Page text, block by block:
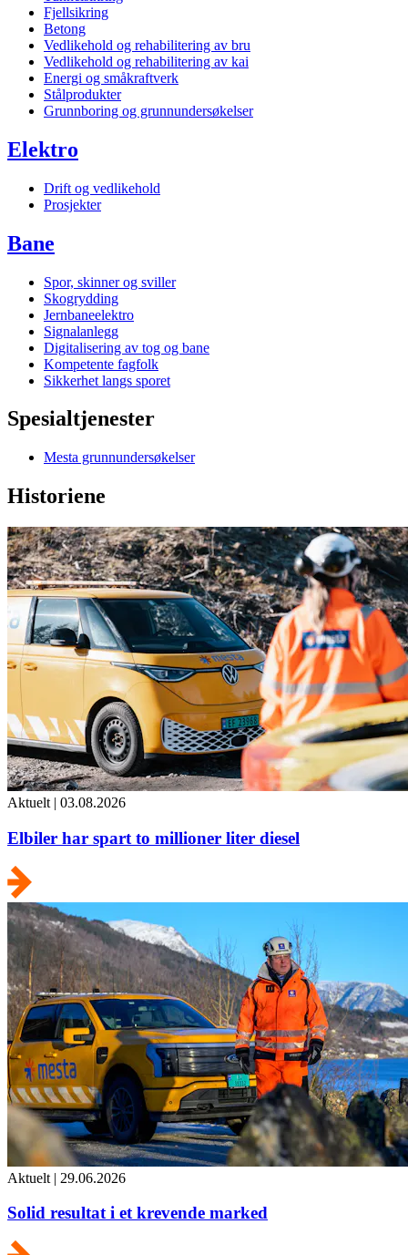
Fjellsikring
Betong
Vedlikehold og rehabilitering av bru
Vedlikehold og rehabilitering av kai
Energi og småkraftverk
Stålprodukter
Grunnboring og grunnundersøkelser
Elektro
Drift og vedlike­hold
Prosjekter
Bane
Spor, skinner og sviller
Skogrydding
Jernbaneelektro
Signalanlegg
Digitalisering av tog og bane
Kompetente fagfolk
Sikkerhet langs sporet
Spesialtjenester
Mesta grunnundersøkelser
Historiene
Aktuelt | 03.08.2026
Elbiler har spart to millioner liter diesel
Aktuelt | 29.06.2026
Solid resultat i et krevende marked